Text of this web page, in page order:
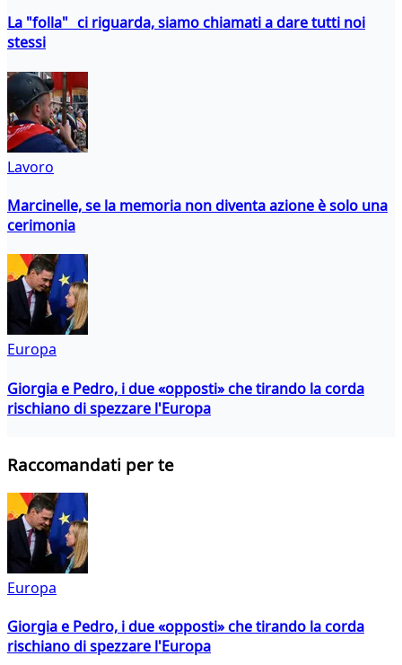
La "folla" ci riguarda, siamo chiamati a dare tutti noi
stessi
Lavoro
Marcinelle, se la memoria non diventa azione è solo una
cerimonia
Europa
Giorgia e Pedro, i due «opposti» che tirando la corda
rischiano di spezzare l'Europa
Raccomandati per te
Europa
Giorgia e Pedro, i due «opposti» che tirando la corda
rischiano di spezzare l'Europa